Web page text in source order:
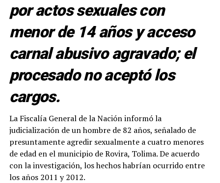
por actos sexuales con
menor de 14 años y acceso
carnal abusivo agravado; el
procesado no aceptó los
cargos.
La Fiscalía General de la Nación informó la
judicialización de un hombre de 82 años, señalado de
presuntamente agredir sexualmente a cuatro menores
de edad en el municipio de Rovira, Tolima. De acuerdo
con la investigación, los hechos habrían ocurrido entre
los años 2011 y 2012.